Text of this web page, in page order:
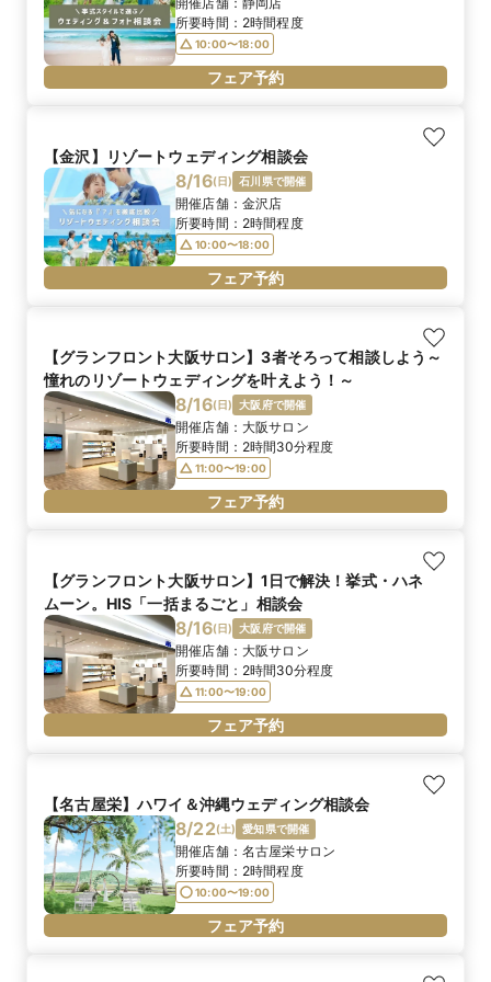
所要時間： 2時間程度
10:00〜18:00
フェア予約
【金沢】リゾートウェディング相談会
8/16(日) 石川県で開催
開催店舗： 金沢店
所要時間： 2時間程度
10:00〜18:00
フェア予約
【グランフロント大阪サロン】3者そろって相談しよう～
憧れのリゾートウェディングを叶えよう！～
8/16(日) 大阪府で開催
開催店舗： 大阪サロン
所要時間： 2時間30分程度
11:00〜19:00
フェア予約
【グランフロント大阪サロン】1日で解決！挙式・ハネ
ムーン。HIS「一括まるごと」相談会
8/16(日) 大阪府で開催
開催店舗： 大阪サロン
所要時間： 2時間30分程度
11:00〜19:00
フェア予約
【名古屋栄】ハワイ＆沖縄ウェディング相談会
8/22(土) 愛知県で開催
開催店舗： 名古屋栄サロン
所要時間： 2時間程度
10:00〜19:00
フェア予約